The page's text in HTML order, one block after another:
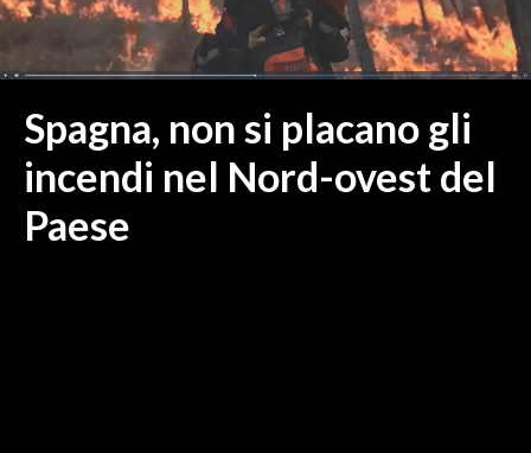
NUORO E PROVINCIA
OGLIASTRA
CRONACA
ITALIA
MONDO
Spagna, non si placano gli
incendi nel Nord-ovest del
Paese